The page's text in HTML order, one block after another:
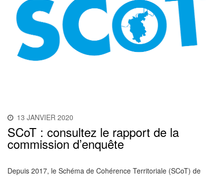
13 JANVIER 2020
SCoT : consultez le rapport de la
commission d’enquête
Depuis 2017, le Schéma de Cohérence Territoriale (SCoT) de